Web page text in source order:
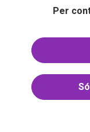
Per